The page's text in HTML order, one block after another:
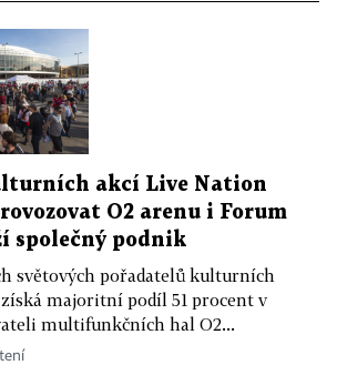
akcí Live Nation
O2 arenu i Forum
společný podnik
světových pořadatelů kulturních
majoritní podíl 51 procent v
multifunkčních hal O2...